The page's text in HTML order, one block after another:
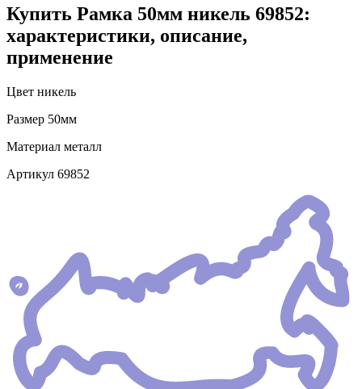
Купить Рамка 50мм никель 69852:
характеристики, описание,
применение
Цвет никель
Размер 50мм
Материал металл
Артикул 69852